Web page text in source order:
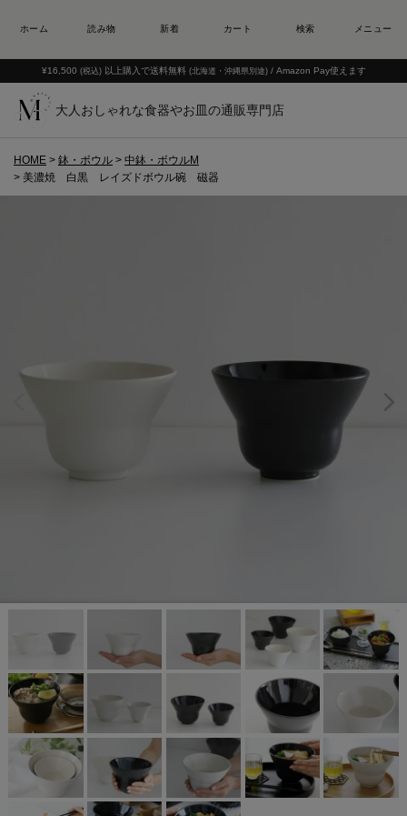
¥16,500 (税込) 以上購入で送料無料 (北海道・沖縄県別途) / Amazon Pay使えます
大人おしゃれな食器やお皿の通販専門店
HOME 鉢・ボウル
中鉢・ボウルM
美濃焼 白黒 レイズドボウル碗 磁器